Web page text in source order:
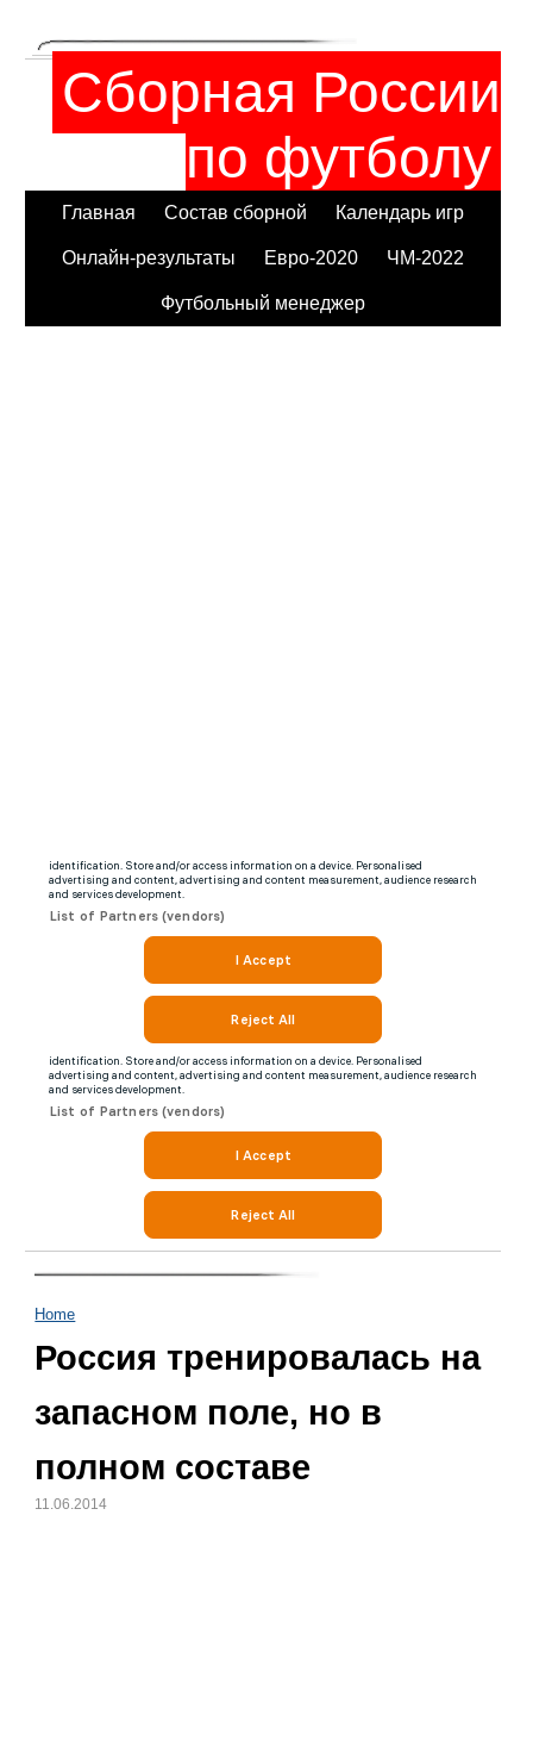
Сборная России
по футболу
Главная Состав сборной Календарь игр
Онлайн-результаты Евро-2020 ЧМ-2022
Футбольный менеджер
Home
Россия тренировалась на
запасном поле, но в
полном составе
11.06.2014